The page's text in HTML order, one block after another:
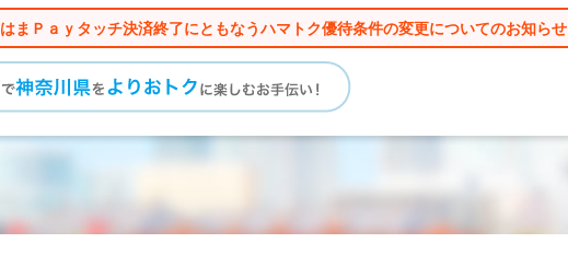
はまＰａｙタッチ決済終了にともなうハマトク優待条件の変更についてのお知らせ